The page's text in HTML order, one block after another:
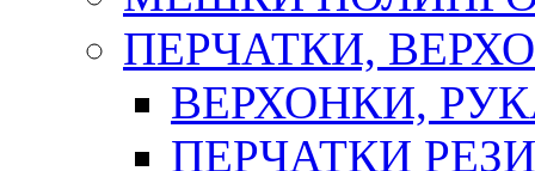
ПЕРЧАТКИ,
ВЕРХОНКИ,
ПЕРЧАТКИ